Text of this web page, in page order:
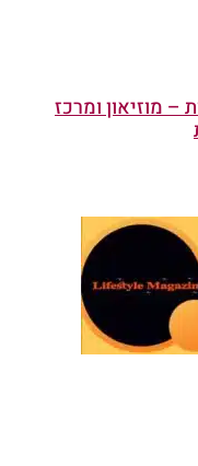
– מוזיאון ומרכז